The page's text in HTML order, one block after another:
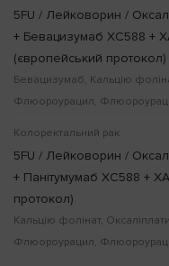
5FU / Лейковорин /
+ Бевацизумаб XC588 +
(європейський протокол)
Бевацизумаб, Кальцію
Флюороурацил,
Колоректальний рак
5FU / Лейковорин /
+ Панітумумаб XC588 +
протокол)
Кальцію фолінат,
Флюороурацил,